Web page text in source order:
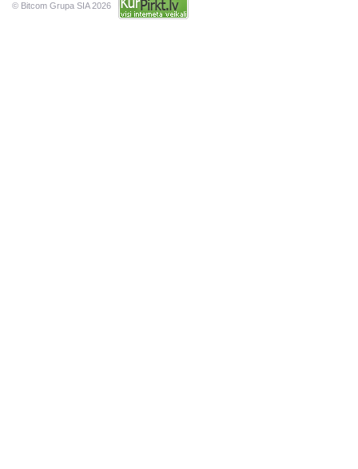
© Bitcom Grupa SIA 2026